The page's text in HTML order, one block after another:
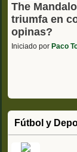
The
triumfa en
opinas?
Iniciado por Paco
Fútbol y